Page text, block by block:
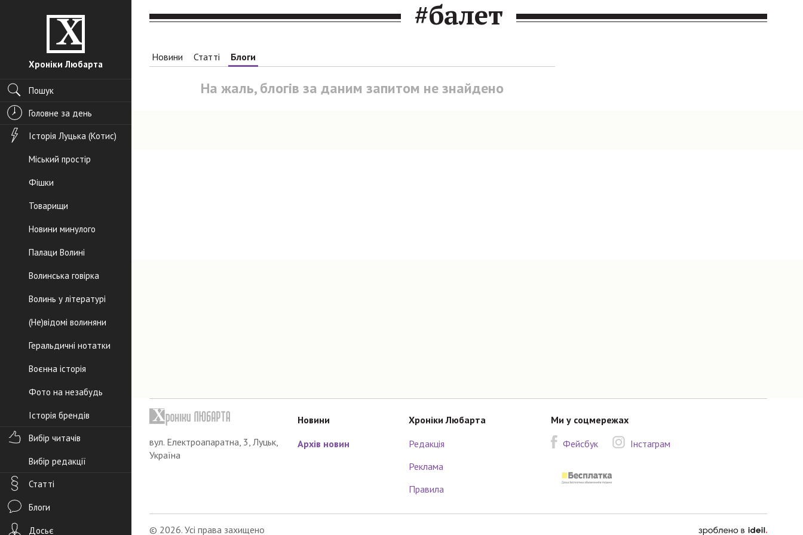
Хроніки Любарта
Пошук
Головне за день
Історія Луцька (Котис)
Міський простір
Фішки
Товарищи
Новини минулого
Палаци Волині
Волинська говірка
Волинь у літературі
(Не)відомі волиняни
Геральдичні нотатки
Воєнна історія
Фото на незабудь
Історія брендів
Вибір читачів
Вибір редакції
Статті
Блоги
Досьє
#балет
Новини Статті Блоги
На жаль, блогів за даним запитом не знайдено
вул. Електроапаратна, 3, Луцьк,
Україна
Новини
Архів новин
Хроніки Любарта
Редакція
Реклама
Правила
Ми у соцмережах
Фейсбук
Інстаграм
© 2026. Усі права захищено зроблено